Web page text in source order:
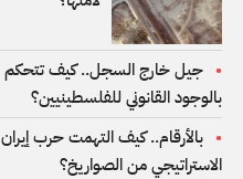
جيل خارج السجل.. كيف تتحكم
بالوجود القانوني للفلسطينيين؟
بالأرقام.. كيف التهمت حرب
الاستراتيجي من الصواريخ؟